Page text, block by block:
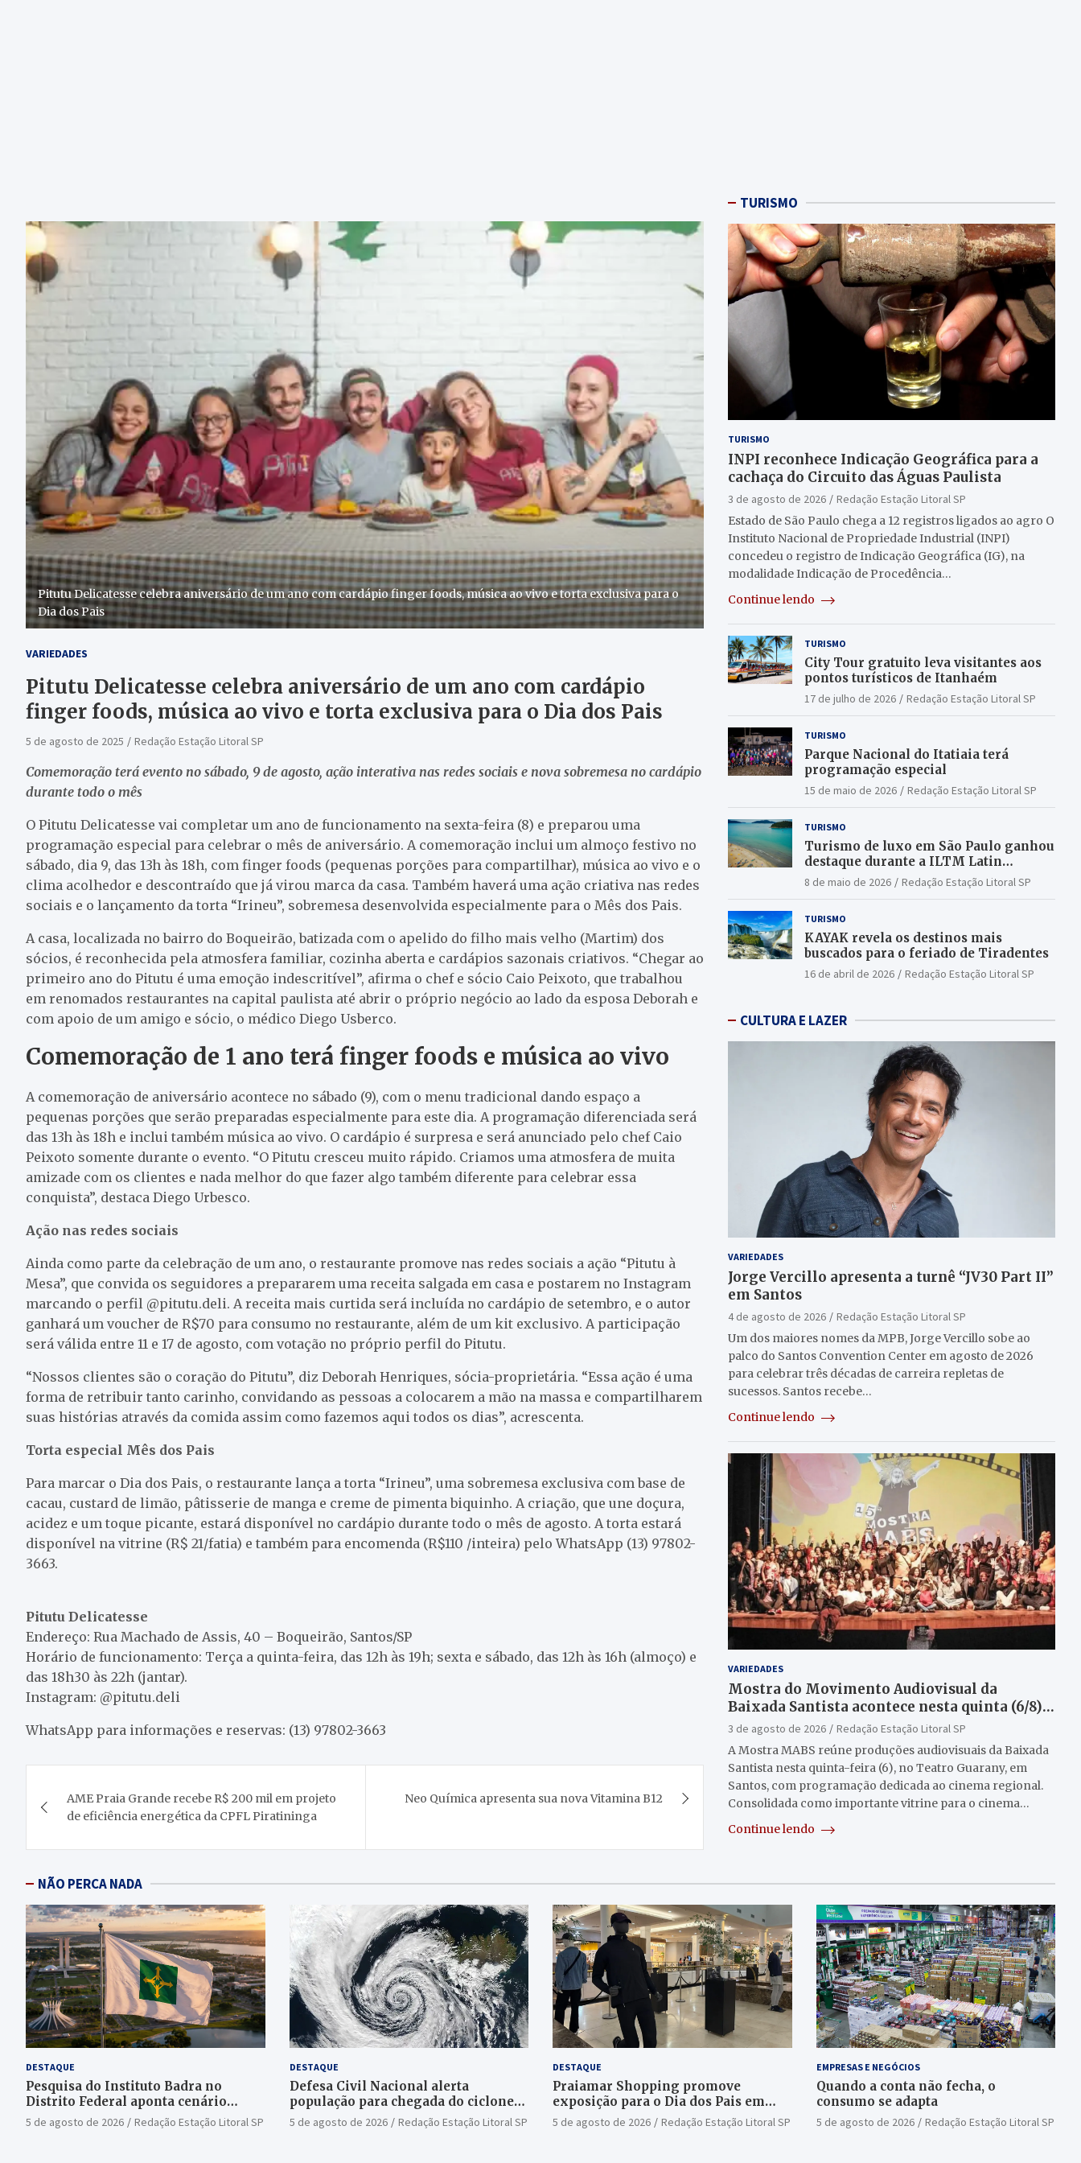
Pitutu Delicatesse celebra aniversário de um ano com cardápio finger foods, música ao vivo e torta exclusiva para o
Dia dos Pais
VARIEDADES
Pitutu Delicatesse celebra aniversário de um ano com cardápio
finger foods, música ao vivo e torta exclusiva para o Dia dos Pais
5 de agosto de 2025 Redação Estação Litoral SP
Comemoração terá evento no sábado, 9 de agosto, ação interativa nas redes sociais e nova sobremesa no cardápio
durante todo o mês
O Pitutu Delicatesse vai completar um ano de funcionamento na sexta-feira (8) e preparou uma
programação especial para celebrar o mês de aniversário. A comemoração inclui um almoço festivo no
sábado, dia 9, das 13h às 18h, com finger foods (pequenas porções para compartilhar), música ao vivo e o
clima acolhedor e descontraído que já virou marca da casa. Também haverá uma ação criativa nas redes
sociais e o lançamento da torta “Irineu”, sobremesa desenvolvida especialmente para o Mês dos Pais.
A casa, localizada no bairro do Boqueirão, batizada com o apelido do filho mais velho (Martim) dos
sócios, é reconhecida pela atmosfera familiar, cozinha aberta e cardápios sazonais criativos. “Chegar ao
primeiro ano do Pitutu é uma emoção indescritível”, afirma o chef e sócio Caio Peixoto, que trabalhou
em renomados restaurantes na capital paulista até abrir o próprio negócio ao lado da esposa Deborah e
com apoio de um amigo e sócio, o médico Diego Usberco.
Comemoração de 1 ano terá finger foods e música ao vivo
A comemoração de aniversário acontece no sábado (9), com o menu tradicional dando espaço a
pequenas porções que serão preparadas especialmente para este dia. A programação diferenciada será
das 13h às 18h e inclui também música ao vivo. O cardápio é surpresa e será anunciado pelo chef Caio
Peixoto somente durante o evento. “O Pitutu cresceu muito rápido. Criamos uma atmosfera de muita
amizade com os clientes e nada melhor do que fazer algo também diferente para celebrar essa
conquista”, destaca Diego Urbesco.
Ação nas redes sociais
Ainda como parte da celebração de um ano, o restaurante promove nas redes sociais a ação “Pitutu à
Mesa”, que convida os seguidores a prepararem uma receita salgada em casa e postarem no Instagram
marcando o perfil @pitutu.deli. A receita mais curtida será incluída no cardápio de setembro, e o autor
ganhará um voucher de R$70 para consumo no restaurante, além de um kit exclusivo. A participação
será válida entre 11 e 17 de agosto, com votação no próprio perfil do Pitutu.
“Nossos clientes são o coração do Pitutu”, diz Deborah Henriques, sócia-proprietária. “Essa ação é uma
forma de retribuir tanto carinho, convidando as pessoas a colocarem a mão na massa e compartilharem
suas histórias através da comida assim como fazemos aqui todos os dias”, acrescenta.
Torta especial Mês dos Pais
Para marcar o Dia dos Pais, o restaurante lança a torta “Irineu”, uma sobremesa exclusiva com base de
cacau, custard de limão, pâtisserie de manga e creme de pimenta biquinho. A criação, que une doçura,
acidez e um toque picante, estará disponível no cardápio durante todo o mês de agosto. A torta estará
disponível na vitrine (R$ 21/fatia) e também para encomenda (R$110 /inteira) pelo WhatsApp (13) 97802-
3663.
Pitutu Delicatesse
Endereço: Rua Machado de Assis, 40 – Boqueirão, Santos/SP
Horário de funcionamento: Terça a quinta-feira, das 12h às 19h; sexta e sábado, das 12h às 16h (almoço) e
das 18h30 às 22h (jantar).
Instagram: @pitutu.deli
WhatsApp para informações e reservas: (13) 97802-3663
de
Post
AME Praia Grande recebe R$ 200 mil em projeto
de eficiência energética da CPFL Piratininga
Neo Química apresenta sua nova Vitamina B12
TURISMO
TURISMO
INPI reconhece Indicação Geográfica para a
cachaça do Circuito das Águas Paulista
3 de agosto de 2026
Redação Estação Litoral SP
Estado de São Paulo chega a 12 registros ligados ao agro O
Instituto Nacional de Propriedade Industrial (INPI)
concedeu o registro de Indicação Geográfica (IG), na
modalidade Indicação de Procedência…
Continue lendo
TURISMO
City Tour gratuito leva visitantes aos
pontos turísticos de Itanhaém
17 de julho de 2026 Redação Estação Litoral SP
TURISMO
Parque Nacional do Itatiaia terá
programação especial
15 de maio de 2026 Redação Estação Litoral SP
TURISMO
Turismo de luxo em São Paulo ganhou
destaque durante a ILTM Latin
America 2026
8 de maio de 2026 Redação Estação Litoral SP
TURISMO
KAYAK revela os destinos mais
buscados para o feriado de Tiradentes
16 de abril de 2026 Redação Estação Litoral SP
CULTURA E LAZER
VARIEDADES
Jorge Vercillo apresenta a turnê “JV30 Part II”
em Santos
4 de agosto de 2026
Redação Estação Litoral SP
Um dos maiores nomes da MPB, Jorge Vercillo sobe ao
palco do Santos Convention Center em agosto de 2026
para celebrar três décadas de carreira repletas de
sucessos. Santos recebe…
Continue lendo
VARIEDADES
Mostra do Movimento Audiovisual da
Baixada Santista acontece nesta quinta (6/8)
no Teatro Guarany
3 de agosto de 2026
Redação Estação Litoral SP
A Mostra MABS reúne produções audiovisuais da Baixada
Santista nesta quinta-feira (6), no Teatro Guarany, em
Santos, com programação dedicada ao cinema regional.
Consolidada como importante vitrine para o cinema…
Continue lendo
NÃO PERCA NADA
DESTAQUE
Pesquisa do Instituto Badra no
Distrito Federal aponta cenário
aberto para o Senado
5 de agosto de 2026 Redação Estação Litoral SP
DESTAQUE
Defesa Civil Nacional alerta
população para chegada do ciclone
bomba
5 de agosto de 2026 Redação Estação Litoral SP
DESTAQUE
Praiamar Shopping promove
exposição para o Dia dos Pais em
Santos
5 de agosto de 2026 Redação Estação Litoral SP
EMPRESAS E NEGÓCIOS
Quando a conta não fecha, o
consumo se adapta
5 de agosto de 2026 Redação Estação Litoral SP